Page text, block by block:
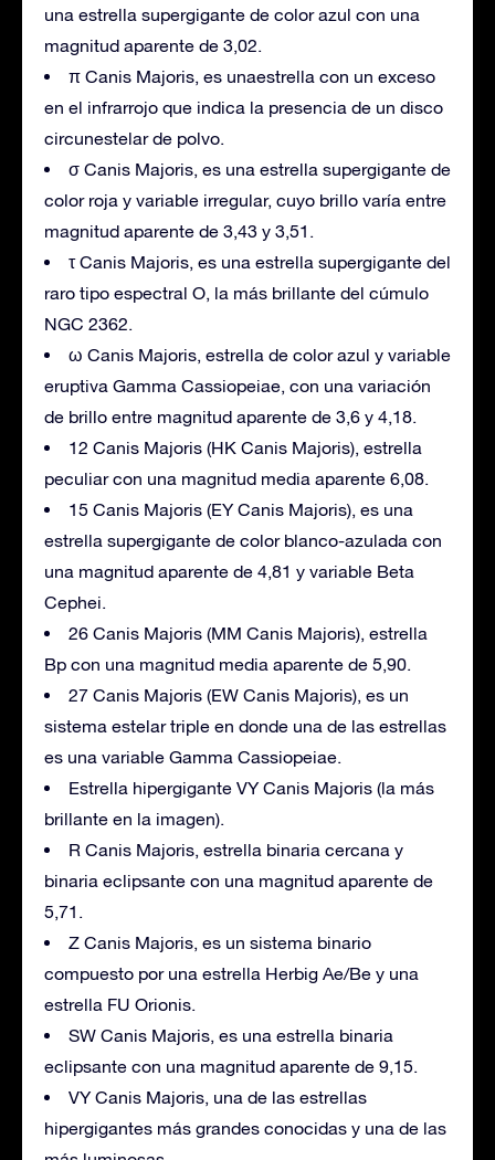
una estrella supergigante de color azul con una
magnitud aparente de 3,02.
π Canis Majoris, es unaestrella con un exceso
en el infrarrojo que indica la presencia de un disco
circunestelar de polvo.
σ Canis Majoris, es una estrella supergigante de
color roja y variable irregular, cuyo brillo varía entre
magnitud aparente de 3,43 y 3,51.
τ Canis Majoris, es una estrella supergigante del
raro tipo espectral O, la más brillante del cúmulo
NGC 2362.
ω Canis Majoris, estrella de color azul y variable
eruptiva Gamma Cassiopeiae, con una variación
de brillo entre magnitud aparente de 3,6 y 4,18.
12 Canis Majoris (HK Canis Majoris), estrella
peculiar con una magnitud media aparente 6,08.
15 Canis Majoris (EY Canis Majoris), es una
estrella supergigante de color blanco-azulada con
una magnitud aparente de 4,81 y variable Beta
Cephei.
26 Canis Majoris (MM Canis Majoris), estrella
Bp con una magnitud media aparente de 5,90.
27 Canis Majoris (EW Canis Majoris), es un
sistema estelar triple en donde una de las estrellas
es una variable Gamma Cassiopeiae.
Estrella hipergigante VY Canis Majoris (la más
brillante en la imagen).
R Canis Majoris, estrella binaria cercana y
binaria eclipsante con una magnitud aparente de
5,71.
Z Canis Majoris, es un sistema binario
compuesto por una estrella Herbig Ae/Be y una
estrella FU Orionis.
SW Canis Majoris, es una estrella binaria
eclipsante con una magnitud aparente de 9,15.
VY Canis Majoris, una de las estrellas
hipergigantes más grandes conocidas y una de las